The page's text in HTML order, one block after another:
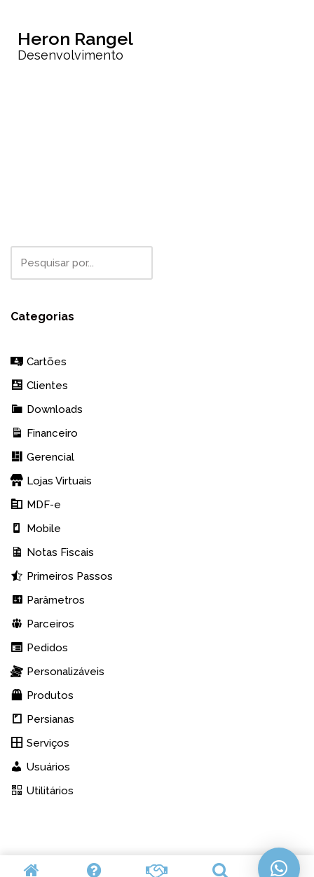
Heron Rangel
Desenvolvimento
Categorias
Cartões
Clientes
Downloads
Financeiro
Gerencial
Lojas Virtuais
MDF-e
Mobile
Notas Fiscais
Primeiros Passos
Parâmetros
Parceiros
Pedidos
Personalizáveis
Produtos
Persianas
Serviços
Usuários
Utilitários